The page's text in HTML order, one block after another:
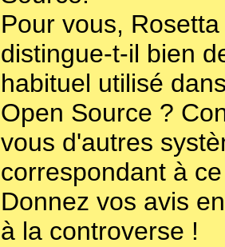
Pour vous,
distingue-t-il bien
habituel utilisé
Open Source ?
vous d'autres
correspondant à
Donnez vos avis
à la controverse !